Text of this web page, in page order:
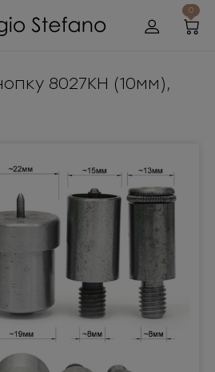
0
8027КН (10мм),